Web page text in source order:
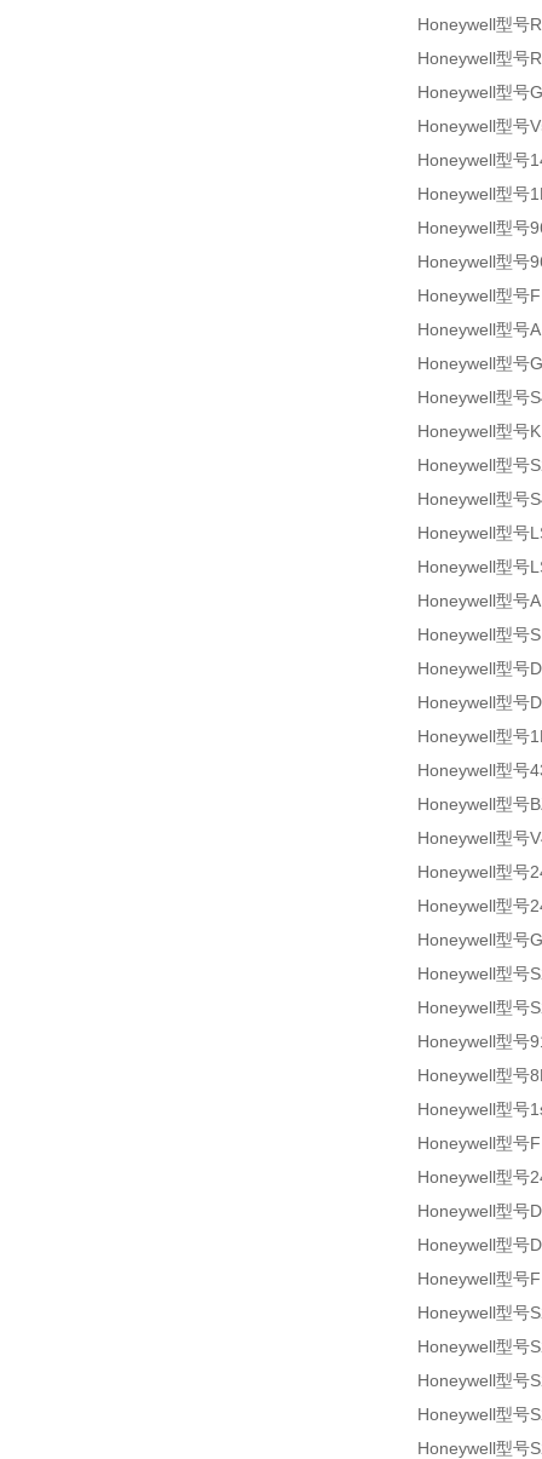
Honeywell型号
Honeywell型号
Honeywell型号
Honeywell型号
Honeywell型号
Honeywell型号
Honeywell型号
Honeywell型号
Honeywell型号
Honeywell型号
Honeywell型号
Honeywell型号
Honeywell型号
Honeywell型号
Honeywell型号
Honeywell型号
Honeywell型号
Honeywell型号
Honeywell型号
Honeywell型号
Honeywell型号
Honeywell型号
Honeywell型号
Honeywell型号
Honeywell型号
Honeywell型号
Honeywell型号
Honeywell型号
Honeywell型号
Honeywell型号
Honeywell型号
Honeywell型号
Honeywell型号
Honeywell型号
Honeywell型号
Honeywell型号
Honeywell型号
Honeywell型号
Honeywell型号
Honeywell型号
Honeywell型号
Honeywell型号
Honeywell型号